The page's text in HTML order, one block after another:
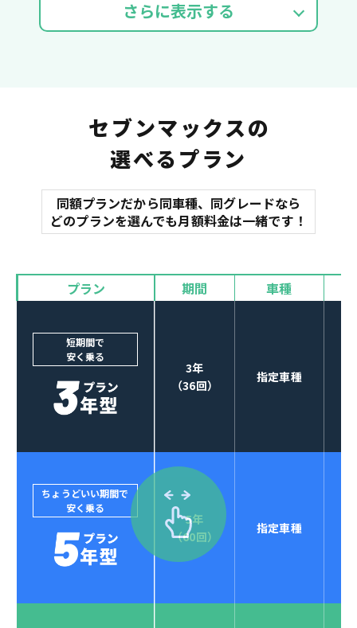
オイル交換 諸費用
マット
バイザー
3
オプションも選べる！
POINT
4
セブンマックスなら
クレジットカード払い可能
ジョイカルジャパンでは、カーリース決済を国際5大カ
セブンマックスの
選べるプラン
同額プランだから同車種、同グレードなら
どのプランを選んでも月額料金は一緒です！
プラン 期間 車種
短期間で
安く乗る
3年
（36回）
指定車種
ちょうどいい期間で
安く乗る
5年
（60回）
指定車種